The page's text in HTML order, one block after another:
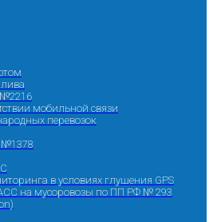
мобильной связи
перевозок
№1378
в условиях глушения GPS
на мусоровозы по ПП РФ № 293